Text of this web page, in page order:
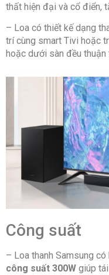
Chế độ tăng
Chế độ Night
lượng vào ban
Adaptive Sound
Tiện ích: One
Kết nối không dây:
Kết nối khác:
Thông tin sản phẩm
thất hiện đại và cổ điển,
– Loa có thiết kế dạng
trí cùng smart Tivi hoặc
hoặc dưới sàn đều thuận
Công suất
– Loa thanh Samsung có
công suất 300W giúp